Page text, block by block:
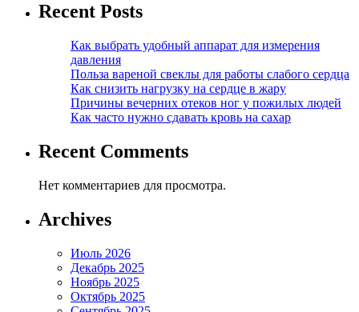
Recent Posts
Как выбрать удобный аппарат для измерения
давления
Польза вареной свеклы для работы слабого сердца
Как снизить нагрузку на сердце в жару
Причины вечерних отеков ног у пожилых людей
Как часто нужно сдавать кровь на сахар
Recent Comments
Нет комментариев для просмотра.
Archives
Июль 2026
Декабрь 2025
Ноябрь 2025
Октябрь 2025